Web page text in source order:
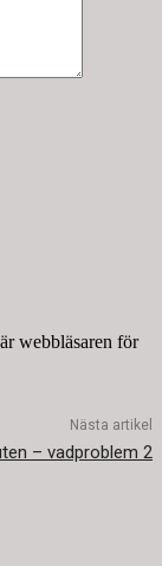
webbläsaren för
Nästa artikel
– vadproblem 2